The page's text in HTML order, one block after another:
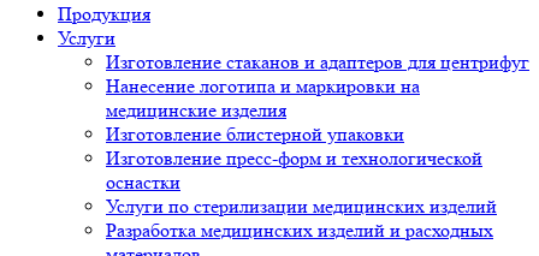
Продукция
Услуги
Изготовление стаканов и адаптеров для центрифуг
Нанесение логотипа и маркировки на
медицинские изделия
Изготовление блистерной упаковки
Изготовление пресс-форм и технологической
оснастки
Услуги по стерилизации медицинских изделий
Разработка медицинских изделий и расходных